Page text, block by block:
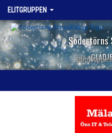
ELITGRUPPEN
Södertörns